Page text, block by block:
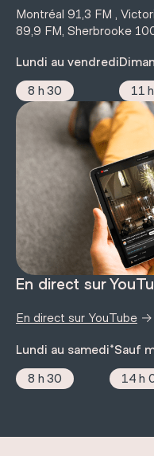
Montréal 91,3 FM ,
89,9 FM, Sherbrooke
Lundi au vendredi
8 h 30 11
En direct sur
En direct sur YouTube →
Lundi au samedi
8 h 30
*Sauf
14 h